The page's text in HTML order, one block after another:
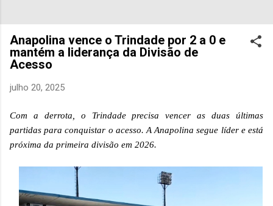
Anapolina vence o Trindade por 2 a 0 e
mantém a liderança da Divisão de
Acesso
julho 20, 2025
Com a derrota, o Trindade precisa vencer as duas últimas
partidas para conquistar o acesso. A Anapolina segue líder e está
próxima da primeira divisão em 2026.